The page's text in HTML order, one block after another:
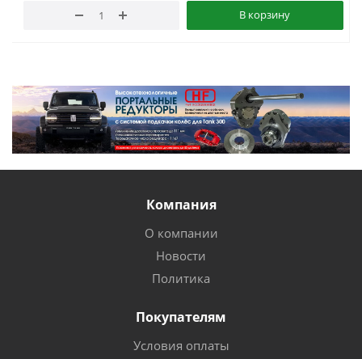
В корзину
Компания
О компании
Новости
Политика
Покупателям
Условия оплаты